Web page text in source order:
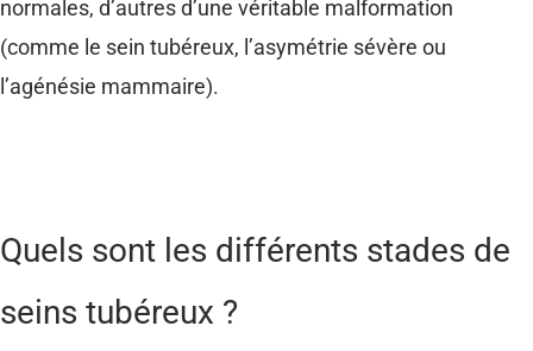
normales, d’autres d’une véritable malformation
(comme le sein tubéreux, l’asymétrie sévère ou
l’agénésie mammaire).
Quels sont les différents stades de
seins tubéreux ?